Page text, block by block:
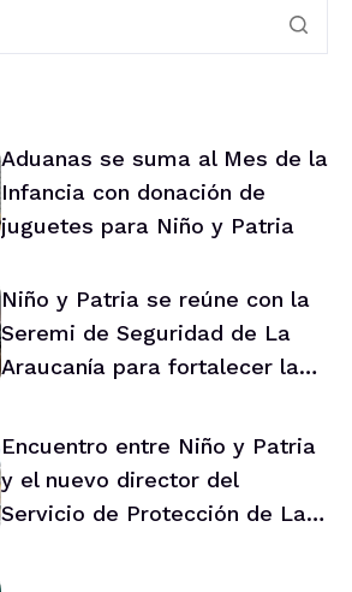
Aduanas se suma al Mes de la
Infancia con donación de
juguetes para Niño y Patria
Niño y Patria se reúne con la
Seremi de Seguridad de La
Araucanía para fortalecer la
Encuentro entre Niño y Patria
y el nuevo director del
Servicio de Protección de La